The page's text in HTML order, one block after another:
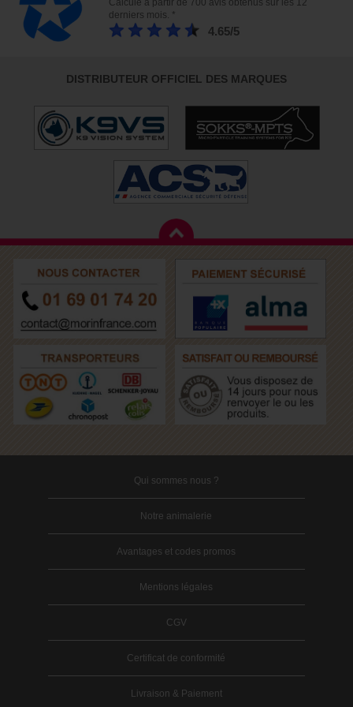
Calculé à partir de 700 avis obtenus sur les 12
derniers mois. *
4.65/5
DISTRIBUTEUR OFFICIEL DES MARQUES
Qui sommes nous ?
Notre animalerie
Avantages et codes promos
Mentions légales
CGV
Certificat de conformité
Livraison & Paiement